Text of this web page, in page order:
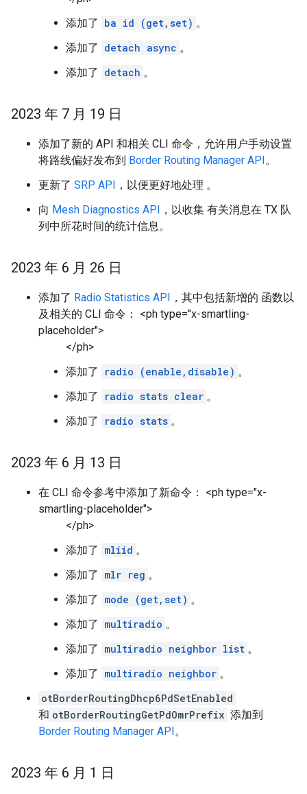
添加了 ba id (get,set) 。
添加了 detach async 。
添加了 detach 。
2023 年 7 月 19 日
添加了新的 API 和相关 CLI 命令，允许用户手动设置
将路线偏好发布到 Border Routing Manager API。
更新了 SRP API ，以便更好地处理 。
向 Mesh Diagnostics API ，以收集 有关消息在 TX 队
列中所花时间的统计信息。
2023 年 6 月 26 日
添加了 Radio Statistics API ，其中包括新增的 函数以
及相关的 CLI 命令： <ph type="x-smartling-
placeholder">
</ph>
添加了
radio (enable,disable) 。
添加了
radio stats clear 。
添加了
radio stats 。
2023 年 6 月 13 日
在 CLI 命令参考中添加了新命令： <ph type="x-
smartling-placeholder">
</ph>
添加了 mliid 。
添加了 mlr reg 。
添加了 mode (get,set) 。
添加了 multiradio 。
添加了 multiradio neighbor list 。
添加了 multiradio neighbor 。
otBorderRoutingDhcp6PdSetEnabled
和 otBorderRoutingGetPdOmrPrefix 添加到
Border Routing Manager API。
2023 年 6 月 1 日